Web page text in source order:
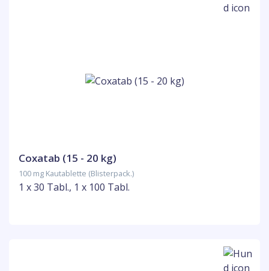
Coxatab (15 - 20 kg)
100 mg Kautablette (Blisterpack.)
1 x 30 Tabl., 1 x 100 Tabl.